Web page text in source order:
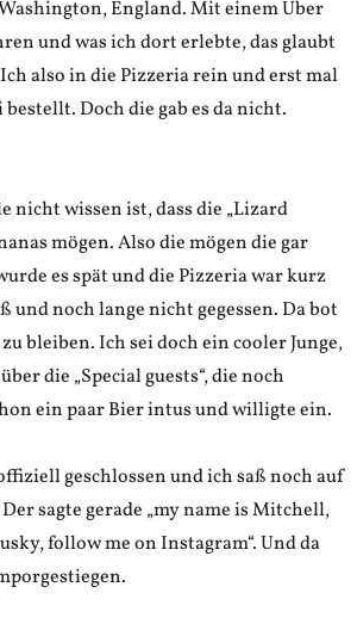
England. Mit einem Uber
und was ich dort erlebte, das glaubt
also in die Pizzeria rein und erst mal
Doch die gab es da nicht.
nicht wissen ist, dass die „Lizard
mögen. Also die mögen die gar
es spät und die Pizzeria war kurz
und noch lange nicht gegessen. Da bot
bleiben. Ich sei doch ein cooler Junge,
die „Special guests“, die noch
ein paar Bier intus und willigte ein.
geschlossen und ich saß noch auf
sagte gerade „my name is Mitchell,
follow me on Instagram“. Und da